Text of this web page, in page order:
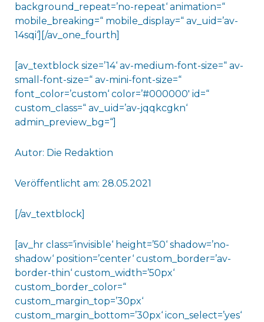
background_repeat=’no-repeat‘ animation=“
mobile_breaking=“ mobile_display=“ av_uid=’av-
14sqi‘][/av_one_fourth]
[av_textblock size=’14‘ av-medium-font-size=“ av-
small-font-size=“ av-mini-font-size=“
font_color=’custom‘ color=’#000000′ id=“
custom_class=“ av_uid=’av-jqqkcgkn‘
admin_preview_bg=“]
Autor: Die Redaktion
Veröffentlicht am: 28.05.2021
[/av_textblock]
[av_hr class=’invisible‘ height=’50‘ shadow=’no-
shadow‘ position=’center‘ custom_border=’av-
border-thin‘ custom_width=’50px‘
custom_border_color=“
custom_margin_top=’30px‘
custom_margin_bottom=’30px‘ icon_select=’yes‘